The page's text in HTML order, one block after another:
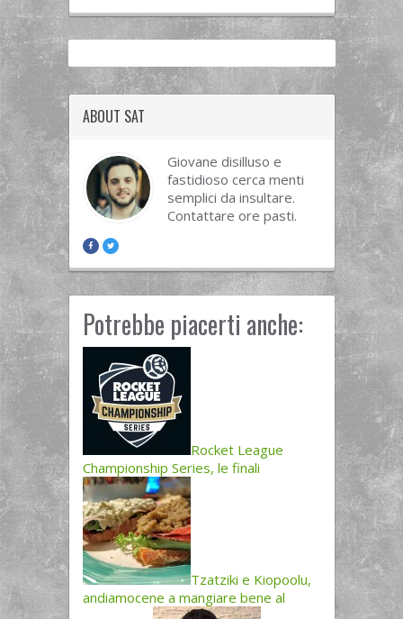
ABOUT SAT
Giovane disilluso e
fastidioso cerca menti
semplici da insultare.
Contattare ore pasti.
Potrebbe piacerti anche:
Rocket League
Championship Series, le finali
Tzatziki e Kiopoolu,
andiamocene a mangiare bene al